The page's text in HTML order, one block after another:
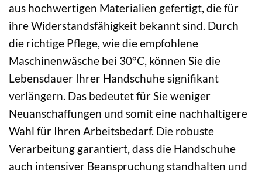
aus hochwertigen Materialien gefertigt, die für
ihre Widerstandsfähigkeit bekannt sind. Durch
die richtige Pflege, wie die empfohlene
Maschinenwäsche bei 30°C, können Sie die
Lebensdauer Ihrer Handschuhe signifikant
verlängern. Das bedeutet für Sie weniger
Neuanschaffungen und somit eine nachhaltigere
Wahl für Ihren Arbeitsbedarf. Die robuste
Verarbeitung garantiert, dass die Handschuhe
auch intensiver Beanspruchung standhalten und